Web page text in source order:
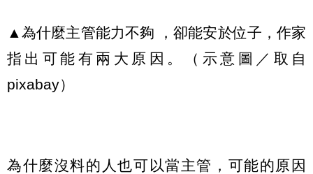
▲為什麼主管能力不夠 ，卻能安於位子，作家
指出可能有兩大原因。（示意圖／取自
pixabay）
為什麼沒料的人也可以當主管，可能的原因